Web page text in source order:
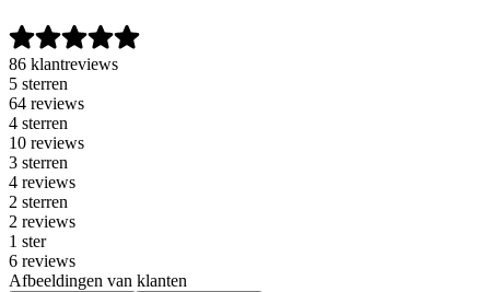
86 klantreviews
5 sterren
64 reviews
4 sterren
10 reviews
3 sterren
4 reviews
2 sterren
2 reviews
1 ster
6 reviews
Afbeeldingen van klanten